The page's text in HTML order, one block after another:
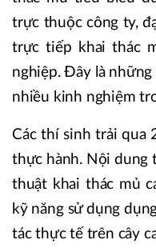
trực thuộc công ty,
trực tiếp khai thác
nghiệp. Đây là
nhiều kinh nghiệm
Các thí sinh trải qua
thực hành. Nội dung
thuật khai thác mủ
kỹ năng sử dụng
tác thực tế trên cây